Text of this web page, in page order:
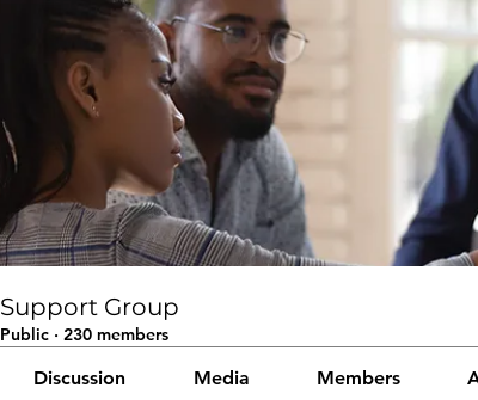
Support Group
Public · 230 members
Discussion Media Members